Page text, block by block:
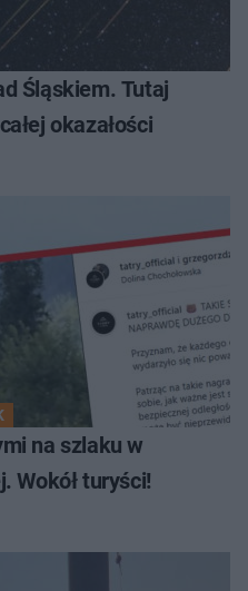
Śląskiem. Tutaj
okazałości
na szlaku w
Wokół turyści!